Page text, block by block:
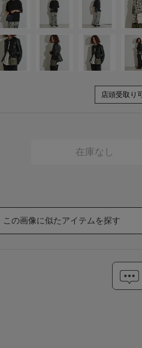
店頭受取り
在庫なし
この画像に似たアイテムを探す